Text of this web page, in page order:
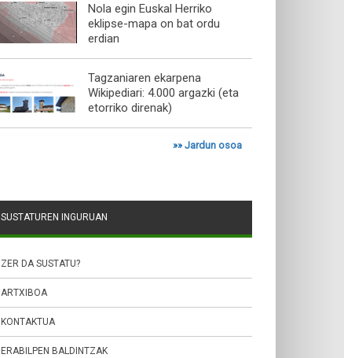
Nola egin Euskal Herriko
eklipse-mapa on bat ordu
erdian
Tagzaniaren ekarpena
Wikipediari: 4.000 argazki (eta
etorriko direnak)
»»Jardun osoa
SUSTATUREN INGURUAN
ZER DA SUSTATU?
ARTXIBOA
KONTAKTUA
ERABILPEN BALDINTZAK